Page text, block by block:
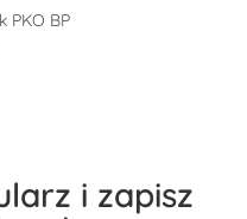
PKO BP
i zapisz